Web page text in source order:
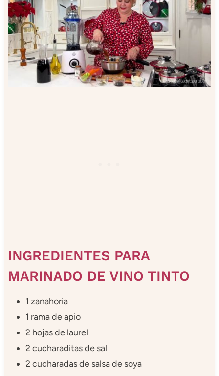
INGREDIENTES PARA
MARINADO DE VINO TINTO
1 zanahoria
1 rama de apio
2 hojas de laurel
2 cucharaditas de sal
2 cucharadas de salsa de soya